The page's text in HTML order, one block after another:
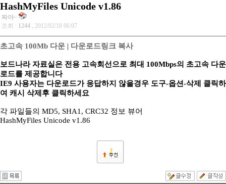
HashMyFiles Unicode v1.86
짜야~
조회 : 1244 , 2012/02/18 06:07
초고속 100Mb 다운 | 다운로드링크 복사
보드나라 자료실은 전용 고속회선으로 최대 100Mbps의 초고속 다운
로드를 제공합니다
IE9 사용자는 다운로드가 응답하지 않을경우 도구-옵션-삭제 클릭하
여 캐시 삭제후 클릭하세요
각 파일들의 MD5, SHA1, CRC32 정보 뷰어
HashMyFiles Unicode v1.86
2